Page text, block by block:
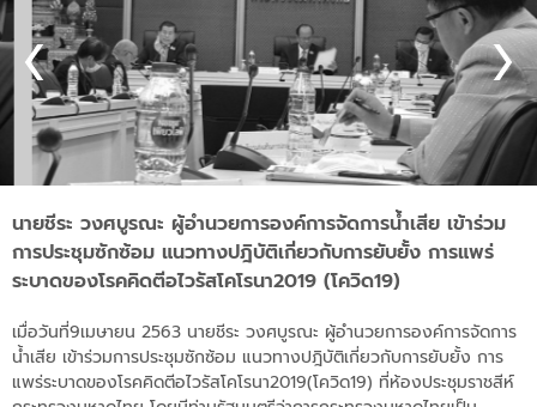
นายชีระ วงศบูรณะ ผู้อำนวยการองค์การจัดการน้ำเสีย เข้าร่วม
การประชุมซักซ้อม แนวทางปฎิบัติเกี่ยวกับการยับยั้ง การแพร่
ระบาดของโรคคิดตีอไวรัสโคโรนา2019 (โควิด19)
เมื่อวันที่9เมษายน 2563 นายชีระ วงศบูรณะ ผู้อำนวยการองค์การจัดการ
น้ำเสีย เข้าร่วมการประชุมซักซ้อม แนวทางปฎิบัติเกี่ยวกับการยับยั้ง การ
แพร่ระบาดของโรคคิดตีอไวรัสโคโรนา2019(โควิด19) ที่ห้องประชุมราชสีห์